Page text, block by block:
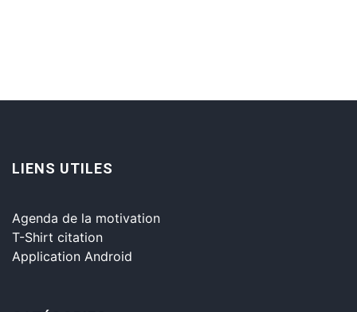
LIENS UTILES
Agenda de la motivation
T-Shirt citation
Application Android